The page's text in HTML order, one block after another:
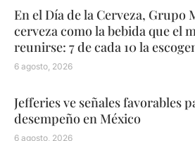
En el Día de la Cerveza, Grupo
cerveza como la bebida que el
reunirse: 7 de cada 10 la
6 agosto, 2026
Jefferies ve señales favorables
desempeño en México
6 agosto, 2026